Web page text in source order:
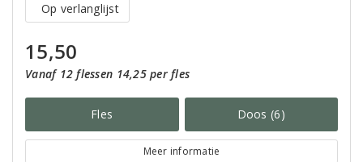
Op verlanglijst
15,50
Vanaf 12 flessen 14,25 per fles
Fles Doos (6)
Meer informatie